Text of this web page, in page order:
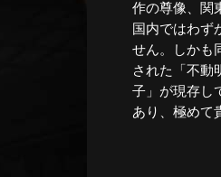
作の尊像、関
国内ではわず
せん。しかも
された「不動
子」が現存し
あり、極めて